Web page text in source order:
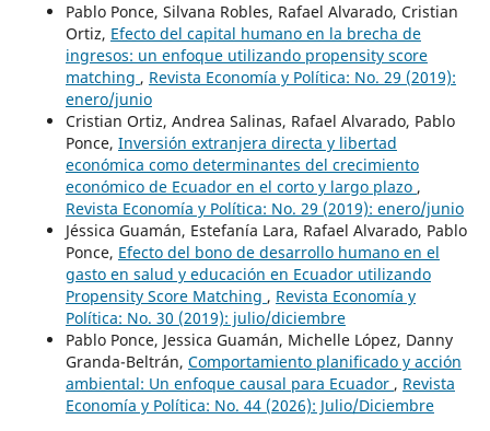
Pablo Ponce, Silvana Robles, Rafael Alvarado, Cristian
Ortiz, Efecto del capital humano en la brecha de
ingresos: un enfoque utilizando propensity score
matching , Revista Economía y Política: No. 29 (2019):
enero/junio
Cristian Ortiz, Andrea Salinas, Rafael Alvarado, Pablo
Ponce, Inversión extranjera directa y libertad
económica como determinantes del crecimiento
económico de Ecuador en el corto y largo plazo ,
Revista Economía y Política: No. 29 (2019): enero/junio
Jéssica Guamán, Estefanía Lara, Rafael Alvarado, Pablo
Ponce, Efecto del bono de desarrollo humano en el
gasto en salud y educación en Ecuador utilizando
Propensity Score Matching , Revista Economía y
Política: No. 30 (2019): julio/diciembre
Pablo Ponce, Jessica Guamán, Michelle López, Danny
Granda-Beltrán, Comportamiento planificado y acción
ambiental: Un enfoque causal para Ecuador , Revista
Economía y Política: No. 44 (2026): Julio/Diciembre